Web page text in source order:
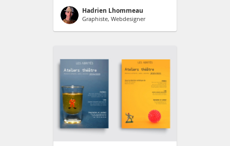
Hadrien Lhommeau
Graphiste, Webdesigner